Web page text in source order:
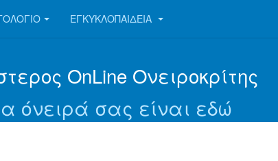
ΕΓΚΥΚΛΟΠΑΊΔΕΙΑ
OnLine Ονειροκρίτης
όνειρά σας είναι εδώ